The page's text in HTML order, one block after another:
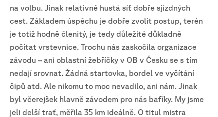
na volbu. Jinak relativně hustá síť dobře sjízdných
cest. Základem úspěchu je dobře zvolit postup, terén
je totiž hodně členitý, je tedy důležité důkladně
počítat vrstevnice. Trochu nás zaskočila organizace
závodu – ani oblastní žebříčky v OB v Česku se s tím
nedají srovnat. Žádná startovka, bordel ve vyčítání
čipů atd. Ale nikomu to moc nevadilo, ani nám. Jinak
byl včerejšek hlavně závodem pro nás bafíky. My jsme
jeli delší trať, měřila 35 km ideálně. O titul mistra